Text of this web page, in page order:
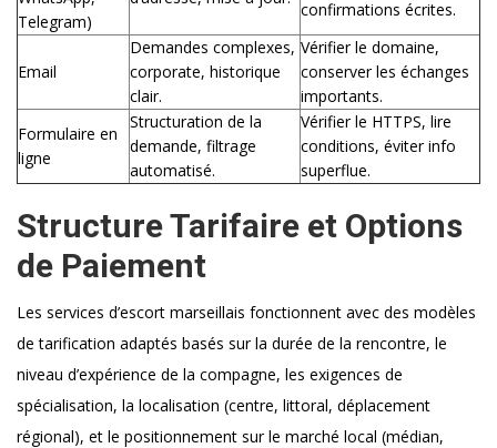
Telegram)
confirmations écrites.
Email
Demandes complexes,
corporate, historique
clair.
Vérifier le domaine,
conserver les échanges
importants.
Formulaire en
ligne
Structuration de la
demande, filtrage
automatisé.
Vérifier le HTTPS, lire
conditions, éviter info
superflue.
Structure Tarifaire et Options
de Paiement
Les services d’escort marseillais fonctionnent avec des modèles
de tarification adaptés basés sur la durée de la rencontre, le
niveau d’expérience de la compagne, les exigences de
spécialisation, la localisation (centre, littoral, déplacement
régional), et le positionnement sur le marché local (médian,